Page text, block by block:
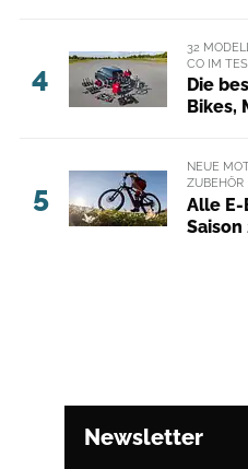
4
32
CO IM
Die
Bikes,
5
NEUE
ZUBEHÖR
Alle
Newsletter